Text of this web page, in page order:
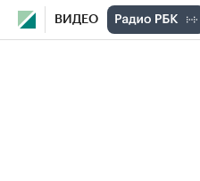
ВИДЕО